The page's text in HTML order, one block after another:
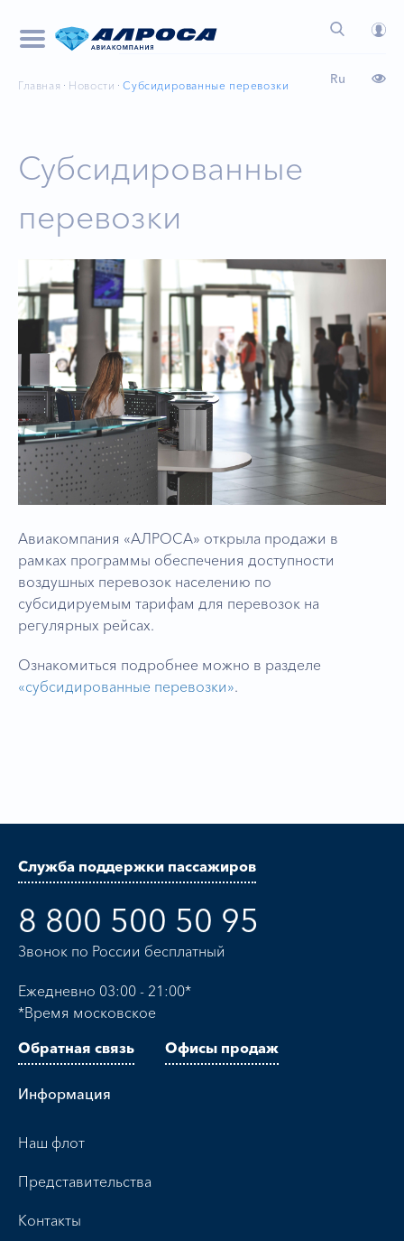
Ru
Главная Новости Субсидированные перевозки
Субсидированные
перевозки
Авиакомпания «АЛРОСА» открыла продажи в
рамках программы обеспечения доступности
воздушных перевозок населению по
субсидируемым тарифам для перевозок на
регулярных рейсах.
Ознакомиться подробнее можно в разделе
«субсидированные перевозки».
Служба поддержки пассажиров
8 800 500 50 95
Звонок по России бесплатный
Ежедневно 03:00 - 21:00*
*Время московское
Обратная связь
Офисы продаж
Информация
Наш флот
Представительства
Контакты